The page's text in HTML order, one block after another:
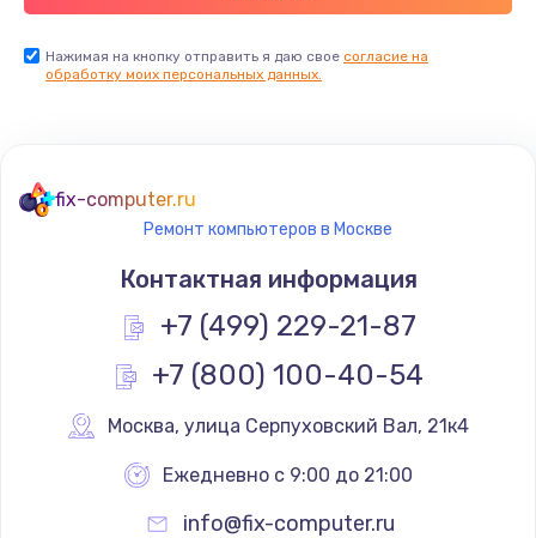
Заказать
Замена термостата
1200 руб.
Заказать
Замена реле
Замена термопредохранителя
Нажимая на кнопку отправить я даю свое согласие на
обработку моих персональных данных.
fix-computer.ru
Ремонт компьютеров в Москве
Контактная информация
+7 (499) 229-21-87
+7 (800) 100-40-54
Москва, улица Серпуховский Вал, 21к4
Ежедневно с 9:00 до 21:00
info@fix-computer.ru